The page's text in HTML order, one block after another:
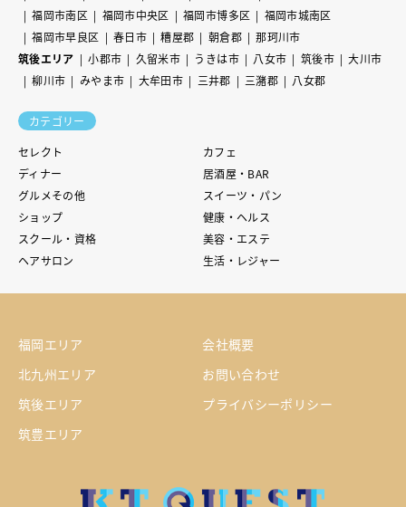
福岡市南区
福岡市中央区 福岡市博多区
福岡市城南区
福岡市早良区
春日市 糟屋郡 朝倉郡
那珂川市
筑後エリア
小郡市 久留米市 うきは市 八女市 筑後市
大川市
柳川市
みやま市 大牟田市 三井郡 三潴郡 八女郡
カテゴリー
セレクト
カフェ
ディナー
居酒屋・BAR
グルメその他
スイーツ・パン
ショップ
健康・ヘルス
スクール・資格
美容・エステ
ヘアサロン
生活・レジャー
福岡エリア
北九州エリア
筑後エリア
筑豊エリア
会社概要
お問い合わせ
プライバシーポリシー